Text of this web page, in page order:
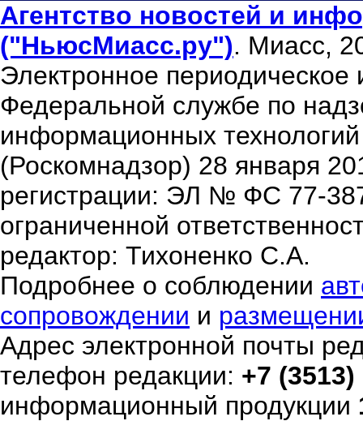
Агентство новостей и
("НьюсМиасс.ру"). Миасс,
Электронное периодическое
Федеральной службе по
информационных
(Роскомнадзор) 28 января
регистрации: ЭЛ № ФС 77-
ограниченной
редактор: Тихоненко С.А.
Подробнее о соблюдении
сопровождении и
Адрес электронной почты
телефон редакции: +7
информационный продукции